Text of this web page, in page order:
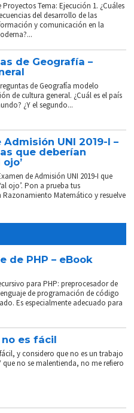
Tema: Ejecución 1. ¿Cuáles
del desarrollo de las
y comunicación en la
de Geografía –
de Geografía modelo
de cultura general. ¿Cuál es el país
¿Y el segundo...
Admisión UNI 2019-I –
que deberían
de Admisión UNI 2019-I que
ojo’. Pon a prueba tus
Matemático y resuelve
de PHP – eBook
para PHP: preprocesador de
de programación de código
Es especialmente adecuado para
es fácil
y considero que no es un trabajo
que no se malentienda, no me refiero